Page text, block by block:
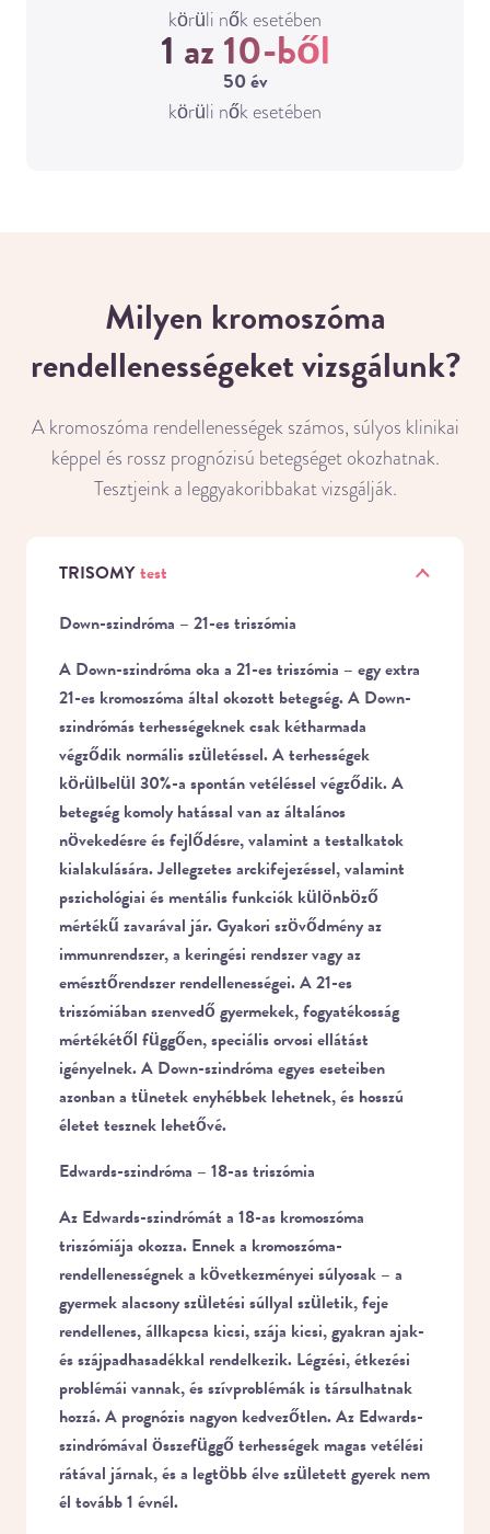
körüli nők esetében
1 az 10-ből
50 év
körüli nők esetében
Milyen kromoszóma
rendellenességeket vizsgálunk?
A kromoszóma rendellenességek számos, súlyos klinikai
képpel és rossz prognózisú betegséget okozhatnak.
Tesztjeink a leggyakoribbakat vizsgálják.
TRISOMY test
Down-szindróma – 21-es triszómia
A Down-szindróma oka a 21-es triszómia – egy extra
21-es kromoszóma által okozott betegség. A Down-
szindrómás terhességeknek csak kétharmada
végződik normális születéssel. A terhességek
körülbelül 30%-a spontán vetéléssel végződik. A
betegség komoly hatással van az általános
növekedésre és fejlődésre, valamint a testalkatok
kialakulására. Jellegzetes arckifejezéssel, valamint
pszichológiai és mentális funkciók különböző
mértékű zavarával jár. Gyakori szövődmény az
immunrendszer, a keringési rendszer vagy az
emésztőrendszer rendellenességei. A 21-es
triszómiában szenvedő gyermekek, fogyatékosság
mértékétől függően, speciális orvosi ellátást
igényelnek. A Down-szindróma egyes eseteiben
azonban a tünetek enyhébbek lehetnek, és hosszú
életet tesznek lehetővé.
Edwards-szindróma – 18-as triszómia
Az Edwards-szindrómát a 18-as kromoszóma
triszómiája okozza. Ennek a kromoszóma-
rendellenességnek a következményei súlyosak – a
gyermek alacsony születési súllyal születik, feje
rendellenes, állkapcsa kicsi, szája kicsi, gyakran ajak-
és szájpadhasadékkal rendelkezik. Légzési, étkezési
problémái vannak, és szívproblémák is társulhatnak
hozzá. A prognózis nagyon kedvezőtlen. Az Edwards-
szindrómával összefüggő terhességek magas vetélési
rátával járnak, és a legtöbb élve született gyerek nem
él tovább 1 évnél.